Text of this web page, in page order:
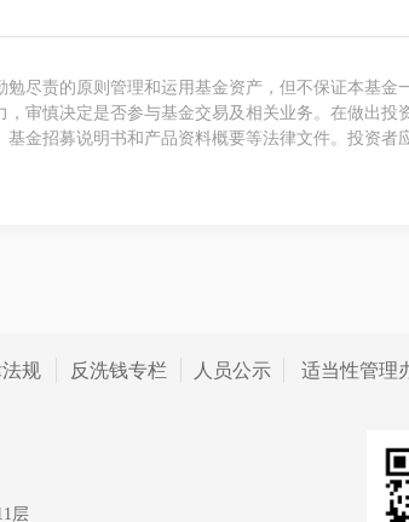
尽责的原则管理和运用基金资产，但不保证本基
审慎决定是否参与基金交易及相关业务。在做出
金招募说明书和产品资料概要等法律文件。投资
规 反洗钱专栏 人员公示 适当性管理
层